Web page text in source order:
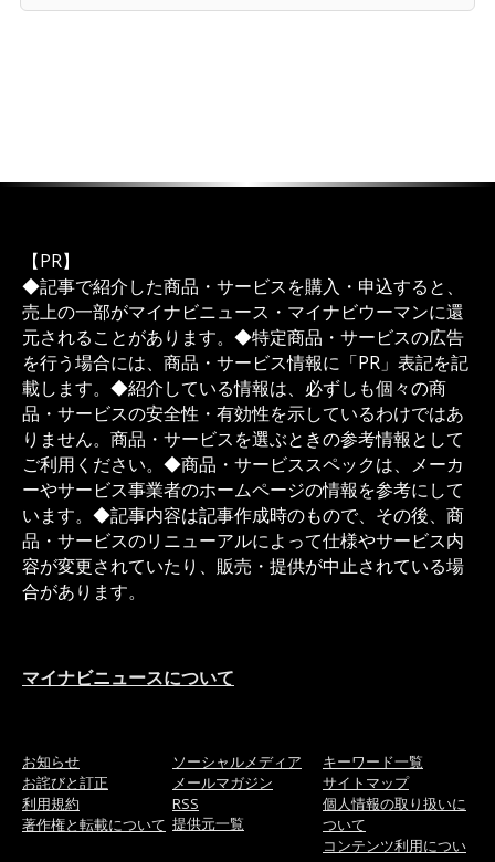
【PR】
◆記事で紹介した商品・サービスを購入・申込すると、
売上の一部がマイナビニュース・マイナビウーマンに還
元されることがあります。◆特定商品・サービスの広告
を行う場合には、商品・サービス情報に「PR」表記を記
載します。◆紹介している情報は、必ずしも個々の商
品・サービスの安全性・有効性を示しているわけではあ
りません。商品・サービスを選ぶときの参考情報として
ご利用ください。◆商品・サービススペックは、メーカ
ーやサービス事業者のホームページの情報を参考にして
います。◆記事内容は記事作成時のもので、その後、商
品・サービスのリニューアルによって仕様やサービス内
容が変更されていたり、販売・提供が中止されている場
合があります。
マイナビニュースについて
お知らせ
お詫びと訂正
利用規約
著作権と転載について
ソーシャルメディア
メールマガジン
RSS
提供元一覧
キーワード一覧
サイトマップ
個人情報の取り扱いに
ついて
コンテンツ利用につい